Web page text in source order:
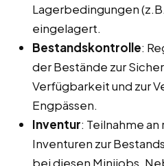
Lagerbedingungen
eingelagert.
Bestandskontrolle:
der Bestände zur
Verfügbarkeit und zur
Engpässen.
Inventur: Teilnahme
Inventuren zur
bei diesen Minijobs,